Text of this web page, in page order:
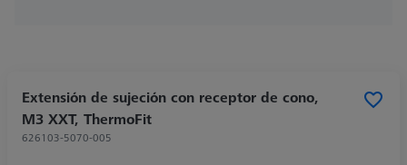
Extensión de sujeción con receptor de cono,
M3 XXT, ThermoFit
626103-5070-005